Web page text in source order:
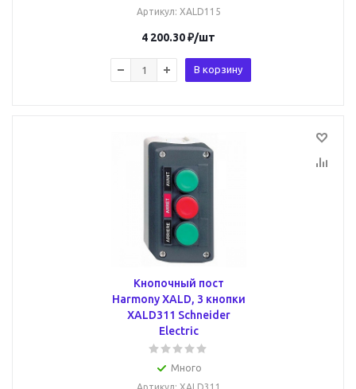
Артикул: XALD115
4 200.30₽/шт
В корзину
Кнопочный пост
Harmony XALD, 3 кнопки
XALD311 Schneider
Electric
Много